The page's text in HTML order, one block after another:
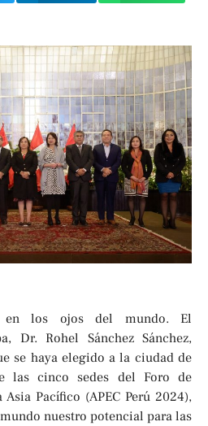
en los ojos del mundo. El
Dr. Rohel Sánchez Sánchez,
se haya elegido a la ciudad de
las cinco sedes del Foro de
Pacífico (APEC Perú 2024),
nuestro potencial para las